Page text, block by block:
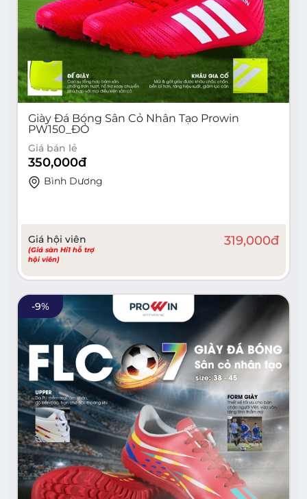
Giày Đá Bóng Sân Cỏ Nhân Tạo Prowin
PW150_ĐỎ
Giá bán lẻ
350,000đ
Bình Dương
Giá hội viên
(Giá sàn Hi1 hỗ trợ
hội viên)
319,000đ
-9%